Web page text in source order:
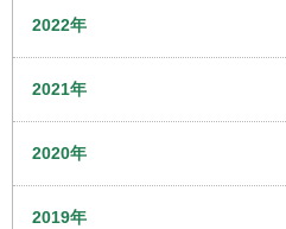
2022年
2021年
2020年
2019年